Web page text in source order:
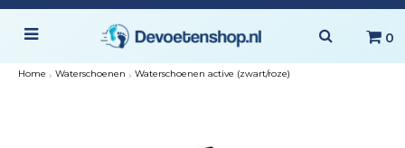
0
Home › Waterschoenen › Waterschoenen active (zwart/roze)